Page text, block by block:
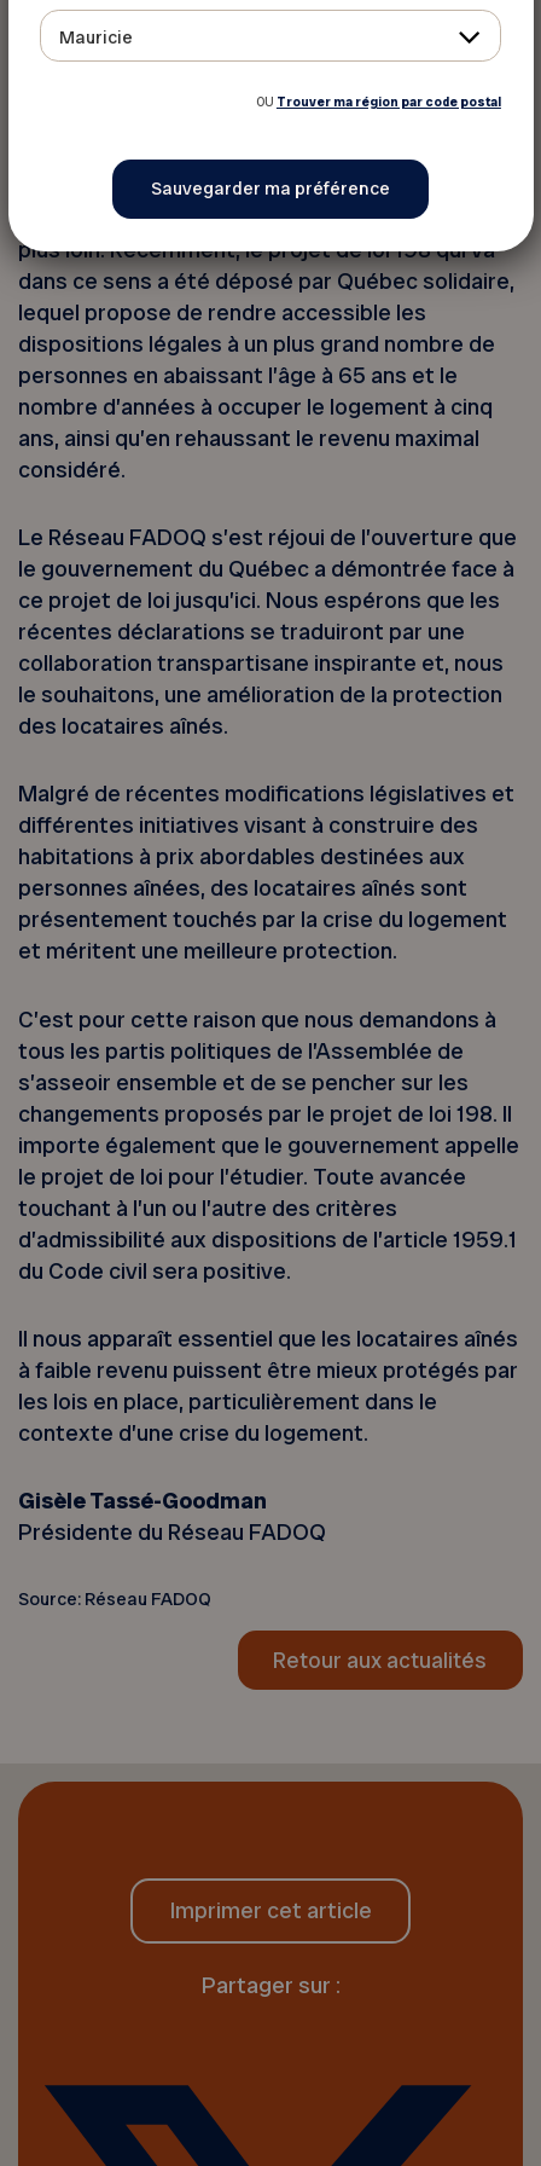
revenu est égal ou inférieur au revenu maximal lui
permettant d’être admissible à un logement à
À l’époque, le Réseau FADOQ avait appuyé cette
initiative. Près de 10 ans plus tard, notre
organisation estime qu’il faut maintenant aller
plus loin. Récemment, le projet de loi 198 qui va
dans ce sens a été déposé par Québec solidaire,
lequel propose de rendre accessible les
dispositions légales à un plus grand nombre de
personnes en abaissant l’âge à 65 ans et le
nombre d’années à occuper le logement à cinq
ans, ainsi qu’en rehaussant le revenu maximal
considéré.
Le Réseau FADOQ s’est réjoui de l’ouverture que
le gouvernement du Québec a démontrée face à
ce projet de loi jusqu’ici. Nous espérons que les
récentes déclarations se traduiront par une
collaboration transpartisane inspirante et, nous
le souhaitons, une amélioration de la protection
des locataires aînés.
Malgré de récentes modifications législatives et
différentes initiatives visant à construire des
habitations à prix abordables destinées aux
personnes aînées, des locataires aînés sont
présentement touchés par la crise du logement
et méritent une meilleure protection.
C’est pour cette raison que nous demandons à
tous les partis politiques de l’Assemblée de
s’asseoir ensemble et de se pencher sur les
changements proposés par le projet de loi 198. Il
importe également que le gouvernement appelle
le projet de loi pour l’étudier. Toute avancée
touchant à l’un ou l’autre des critères
d’admissibilité aux dispositions de l’article 1959.1
du Code civil sera positive.
Il nous apparaît essentiel que les locataires aînés
à faible revenu puissent être mieux protégés par
les lois en place, particulièrement dans le
contexte d’une crise du logement.
Gisèle Tassé-Goodman
Présidente du Réseau FADOQ
Source: Réseau FADOQ
Retour aux actualités
Imprimer cet article
Partager sur :
Mauricie
OU Trouver ma région par code postal